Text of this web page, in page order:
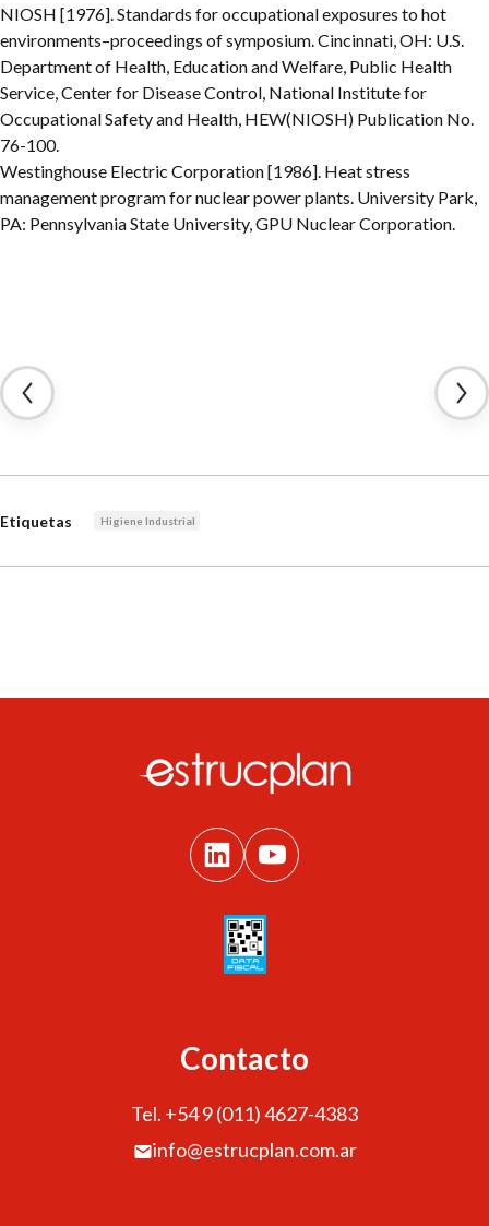
NIOSH [1976]. Standards for occupational exposures to hot
environments–proceedings of symposium. Cincinnati, OH: U.S.
Department of Health, Education and Welfare, Public Health
Service, Center for Disease Control, National Institute for
Occupational Safety and Health, HEW(NIOSH) Publication No.
76-100.
Westinghouse Electric Corporation [1986]. Heat stress
management program for nuclear power plants. University Park,
PA: Pennsylvania State University, GPU Nuclear Corporation.
Etiquetas Higiene Industrial
Contacto
Tel. +54 9 (011) 4627-4383
info@estrucplan.com.ar